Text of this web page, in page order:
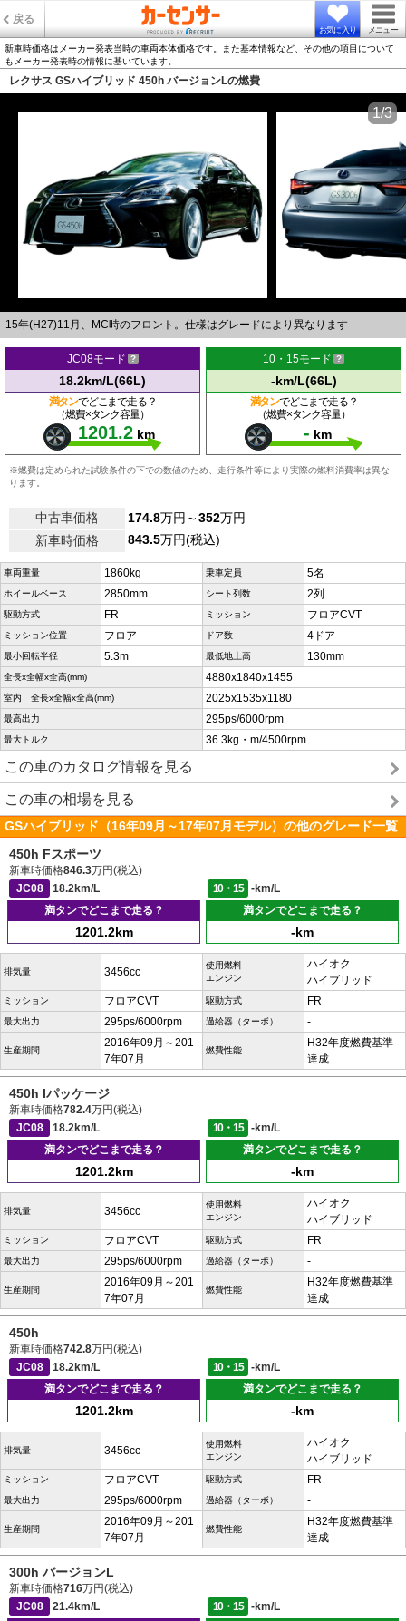
戻る
お気に入り メニュー
新車時価格はメーカー発表当時の車両本体価格です。また基本情報など、その他の項目について
もメーカー発表時の情報に基いています。
レクサス GSハイブリッド 450h バージョンLの燃費
15年(H27)11月、MC時のフロント。仕様はグレードにより異なります
1/3
JC08モード
18.2km/L(66L)
満タンでどこまで走る？
（燃費×タンク容量）
1201.2 km
10・15モード
-km/L(66L)
満タンでどこまで走る？
（燃費×タンク容量）
- km
※燃費は定められた試験条件の下での数値のため、走行条件等により実際の燃料消費率は異な
ります。
中古車価格 174.8万円～352万円
新車時価格
843.5万円(税込)
車両重量 1860kg 乗車定員 5名
ホイールベース 2850mm シート列数 2列
駆動方式 FR ミッション フロアCVT
ミッション位置 フロア ドア数 4ドア
最小回転半径 5.3m 最低地上高 130mm
全長x全幅x全高(mm) 4880x1840x1455
室内 全長x全幅x全高(mm) 2025x1535x1180
最高出力 295ps/6000rpm
最大トルク 36.3kg・m/4500rpm
この車のカタログ情報を見る
この車の相場を見る
GSハイブリッド（16年09月～17年07月モデル）の他のグレード一覧
450h Fスポーツ
新車時価格846.3万円(税込)
JC08
18.2km/L 10・15
-km/L
満タンでどこまで走る？
1201.2km
満タンでどこまで走る？
-km
排気量 3456cc
使用燃料
エンジン
ハイオク
ハイブリッド
ミッション フロアCVT 駆動方式 FR
最大出力 295ps/6000rpm 過給器（ターボ） -
生産期間
2016年09月～201
7年07月
燃費性能
H32年度燃費基準
達成
450h Iパッケージ
新車時価格782.4万円(税込)
JC08
18.2km/L 10・15
-km/L
満タンでどこまで走る？
1201.2km
満タンでどこまで走る？
-km
排気量 3456cc
使用燃料
エンジン
ハイオク
ハイブリッド
ミッション フロアCVT 駆動方式 FR
最大出力 295ps/6000rpm 過給器（ターボ） -
生産期間
2016年09月～201
7年07月
燃費性能
H32年度燃費基準
達成
450h
新車時価格742.8万円(税込)
JC08
18.2km/L 10・15
-km/L
満タンでどこまで走る？
1201.2km
満タンでどこまで走る？
-km
排気量 3456cc
使用燃料
エンジン
ハイオク
ハイブリッド
ミッション フロアCVT 駆動方式 FR
最大出力 295ps/6000rpm 過給器（ターボ） -
生産期間
2016年09月～201
7年07月
燃費性能
H32年度燃費基準
達成
300h バージョンL
新車時価格716万円(税込)
JC08
21.4km/L 10・15
-km/L